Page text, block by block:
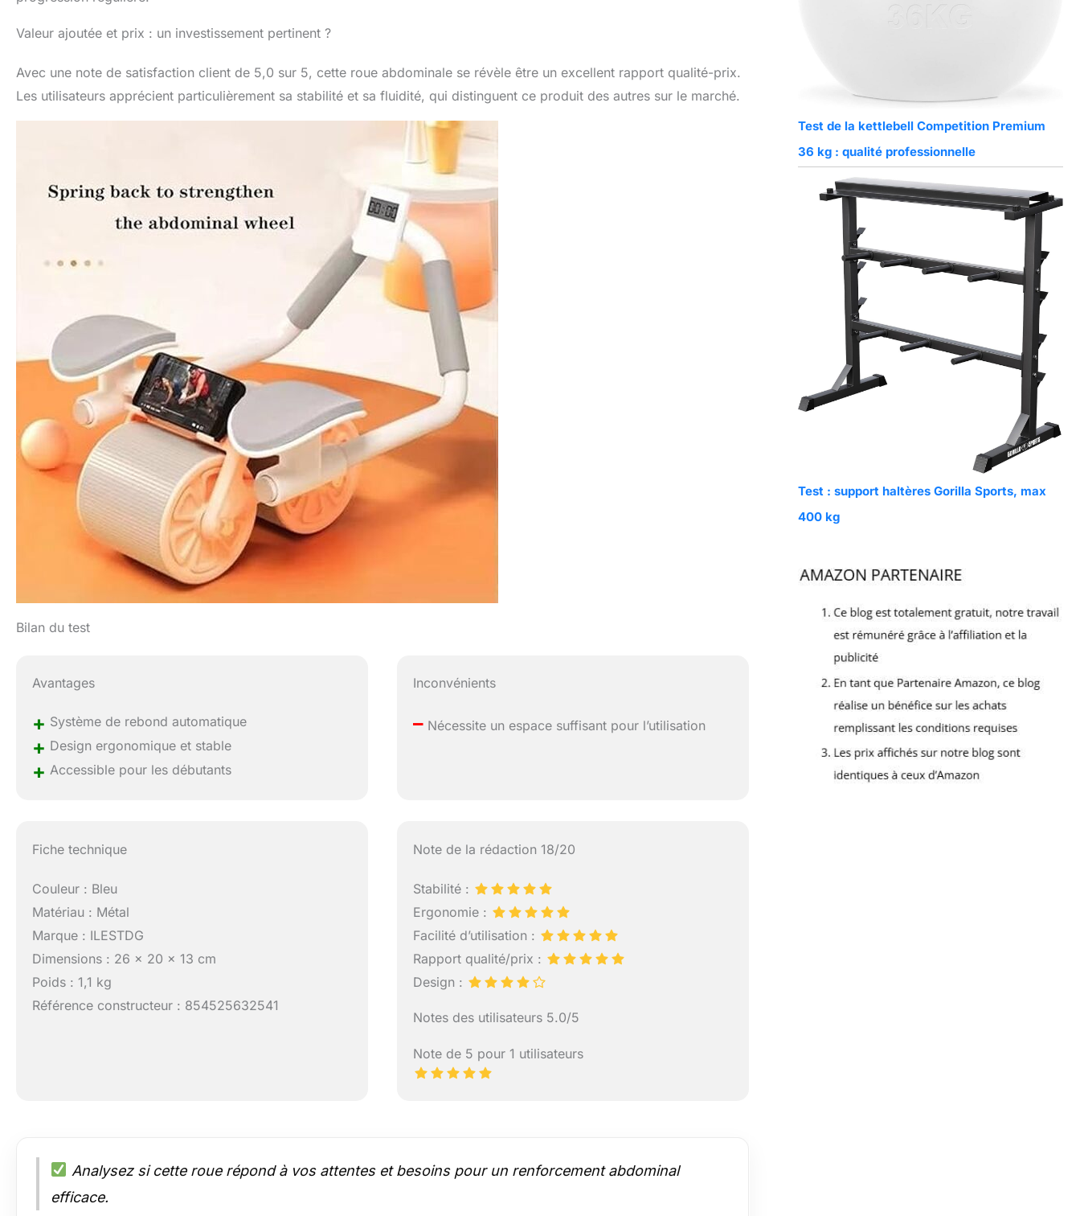
Valeur ajoutée et prix : un investissement pertinent ?
Avec une note de satisfaction client de 5,0 sur 5, cette roue abdominale se révèle être un excellent rapport qualité-prix.
Les utilisateurs apprécient particulièrement sa stabilité et sa fluidité, qui distinguent ce produit des autres sur le marché.
Bilan du test
Avantages
+ Système de rebond automatique
+ Design ergonomique et stable
+ Accessible pour les débutants
Inconvénients
– Nécessite un espace suffisant pour l’utilisation
Fiche technique
Couleur : Bleu
Matériau : Métal
Marque : ILESTDG
Dimensions : 26 x 20 x 13 cm
Poids : 1,1 kg
Référence constructeur : 854525632541
Note de la rédaction 18/20
Stabilité :
Ergonomie :
Facilité d’utilisation :
Rapport qualité/prix :
Design :
Notes des utilisateurs 5.0/5
Note de 5 pour 1 utilisateurs
Analysez si cette roue répond à vos attentes et besoins pour un renforcement abdominal
efficace.
Test de la kettlebell Competition Premium
36 kg : qualité professionnelle
Test : support haltères Gorilla Sports, max
400 kg